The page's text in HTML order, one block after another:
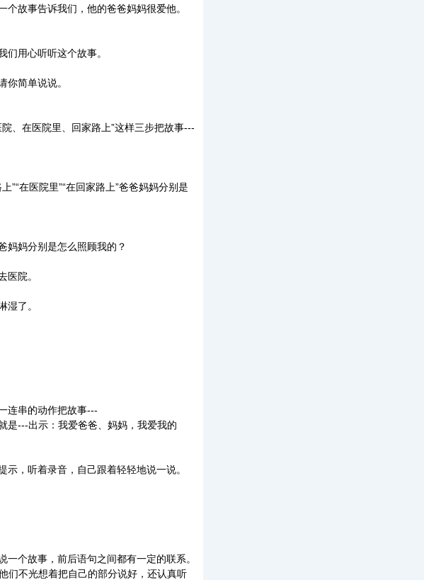
故事告诉我们，他的爸爸妈妈很爱他。
心听听这个故事。
简单说说。
医院里、回家路上”这样三步把故事---
医院里”“在回家路上”爸爸妈妈分别是
分别是怎么照顾我的？
院。
了。
串的动作把故事---
出示：我爱爸爸、妈妈，我爱我的
听着录音，自己跟着轻轻地说一说。
事，前后语句之间都有一定的联系。
们不光想着把自己的部分说好，还认真听